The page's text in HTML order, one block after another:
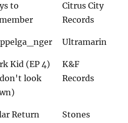
to
Citrus City
Records
Ultramarin
Kid (EP 4)
look
K&F
Records
Return
Stones